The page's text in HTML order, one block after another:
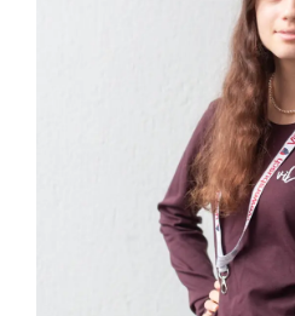
IN DEN WARENKORB